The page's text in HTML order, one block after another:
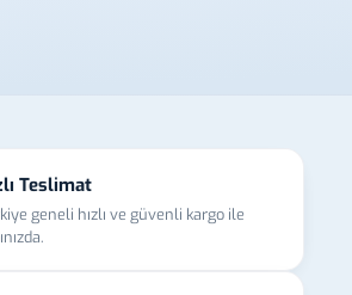
Teslimat
geneli hızlı ve güvenli kargo ile